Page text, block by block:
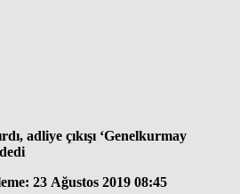
adliye çıkışı ‘Genelkurmay
23 Ağustos 2019 08:45